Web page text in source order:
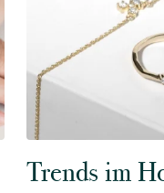
Trends im